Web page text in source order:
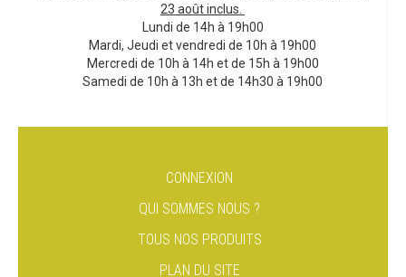
23 août inclus.
Lundi de 14h à 19h00
Mardi, Jeudi et vendredi de 10h à 19h00
Mercredi de 10h à 14h et de 15h à 19h00
Samedi de 10h à 13h et de 14h30 à 19h00
CONNEXION
QUI SOMMES NOUS ?
TOUS NOS PRODUITS
PLAN DU SITE